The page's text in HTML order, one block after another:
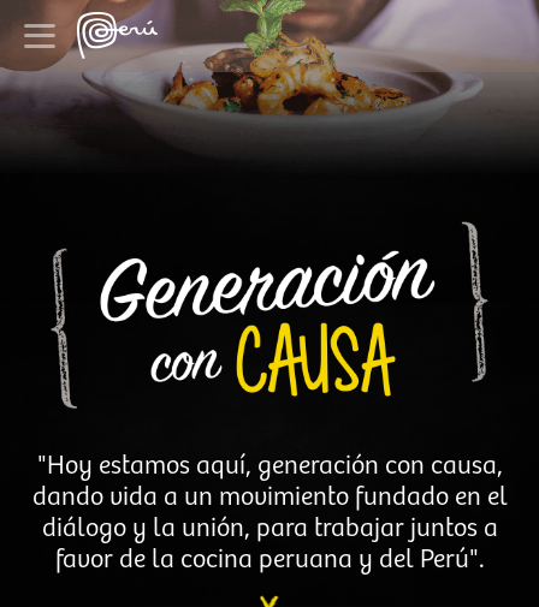
"Hoy estamos aquí, generación con causa,
dando vida a un movimiento fundado en el
diálogo y la unión, para trabajar juntos a
favor de la cocina peruana y del Perú".